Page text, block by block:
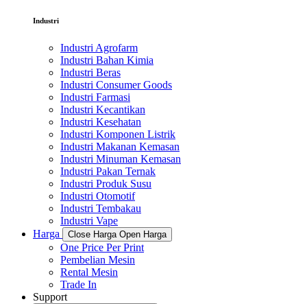
Industri
Industri Agrofarm
Industri Bahan Kimia
Industri Beras
Industri Consumer Goods
Industri Farmasi
Industri Kecantikan
Industri Kesehatan
Industri Komponen Listrik
Industri Makanan Kemasan
Industri Minuman Kemasan
Industri Pakan Ternak
Industri Produk Susu
Industri Otomotif
Industri Tembakau
Industri Vape
Harga
Close Harga Open Harga
One Price Per Print
Pembelian Mesin
Rental Mesin
Trade In
Support